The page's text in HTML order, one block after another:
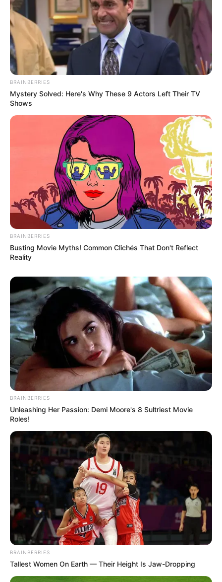
Why this ordinary drink is the secret to feeling your
Remember The Justin Timberlake Moment That
Defined The 2000s?
BRAINBERRIES
Top 8 Movies Based On Real Life. You Have To Watch
BRAINBERRIES
The Most Unexpected Wedding Dance Moments
BRAINBERRIES
BRAINBERRIES
Mystery Solved: Here's Why These 9 Actors Left Their TV
Shows
BRAINBERRIES
Busting Movie Myths! Common Clichés That Don't Reflect
Reality
BRAINBERRIES
Unleashing Her Passion: Demi Moore's 8 Sultriest Movie
Roles!
BRAINBERRIES
Tallest Women On Earth — Their Height Is Jaw-Dropping